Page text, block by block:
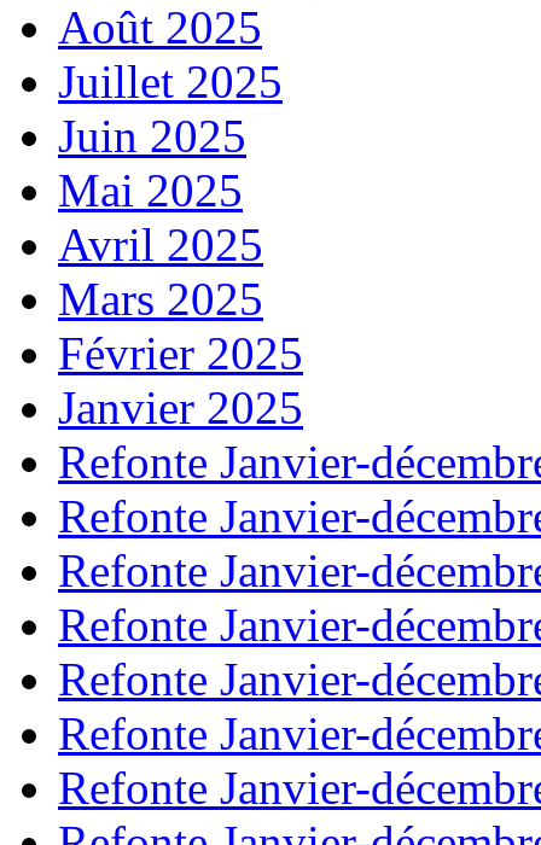
Août 2025
Juillet 2025
Juin 2025
Mai 2025
Avril 2025
Mars 2025
Février 2025
Janvier 2025
Refonte Janvier-
Refonte Janvier-
Refonte Janvier-
Refonte Janvier-
Refonte Janvier-
Refonte Janvier-
Refonte Janvier-